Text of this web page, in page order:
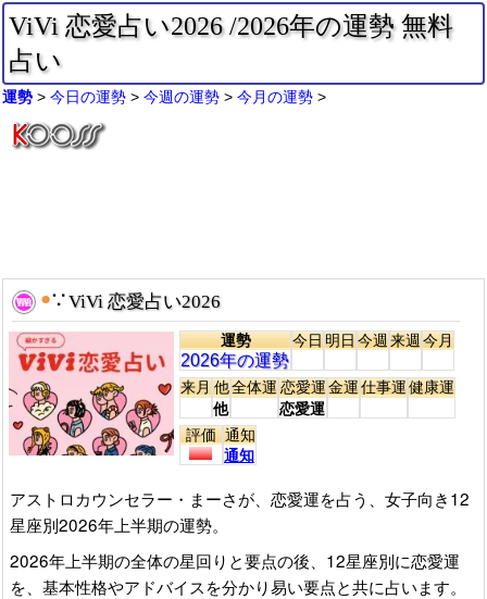
ViVi 恋愛占い2026 /2026年の運勢 無料
占い
運勢 今日の運勢 今週の運勢 今月の運勢
●∵ViVi 恋愛占い2026
運勢
2026年の運勢
今日明日今週来週今月
来月他
他
全体運恋愛運
恋愛運
金運仕事運健康運
評価 通知
通知
アストロカウンセラー・まーさが、恋愛運を占う、女子向き12
星座別2026年上半期の運勢。
2026年上半期の全体の星回りと要点の後、12星座別に恋愛運
を、基本性格やアドバイスを分かり易い要点と共に占います。